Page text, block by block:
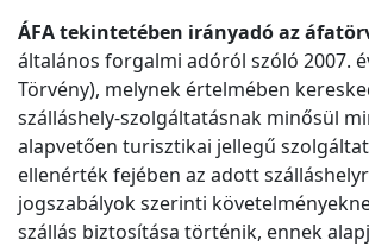
ÁFA tekintetében irányadó az
általános forgalmi adóról szóló 2007.
Törvény), melynek értelmében
szálláshely-szolgáltatásnak minősül
alapvetően turisztikai jellegű
ellenérték fejében az adott
jogszabályok szerinti
szállás biztosítása történik, ennek